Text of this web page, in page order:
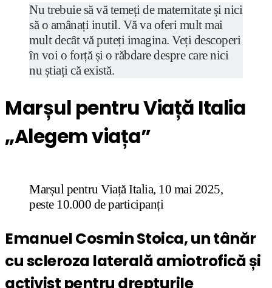
Nu trebuie să vă temeți de maternitate și nici
să o amânați inutil. Vă va oferi mult mai
mult decât vă puteți imagina. Veți descoperi
în voi o forță și o răbdare despre care nici
nu știați că există.
Marșul pentru Viață Italia
„Alegem viața”
Marșul pentru Viață Italia, 10 mai 2025,
peste 10.000 de participanți
Emanuel Cosmin Stoica, un tânăr
cu scleroza laterală amiotrofică și
activist pentru drepturile